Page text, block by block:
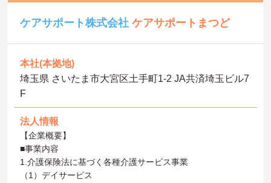
ケアサポート株式会社ケアサポートまつど
本社(本拠地)
埼玉県 さいたま市大宮区土手町1-2 JA共済埼玉ビル7
F
法人情報
【企業概要】
■事業内容
1.介護保険法に基づく各種介護サービス事業
（1）デイサービス